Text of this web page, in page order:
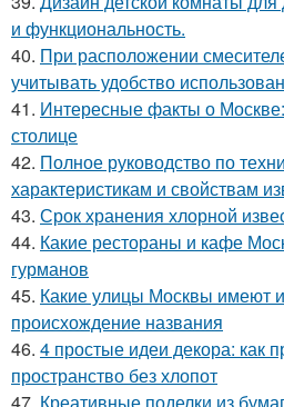
и функциональность.
40. При расположении
учитывать удобство
41. Интересные факты о
столице
42. Полное руководство по
характеристикам и свойствам
43. Срок хранения хлорной
44. Какие рестораны и кафе
гурманов
45. Какие улицы Москвы имеют
происхождение названия
46. 4 простые идеи декора: как
пространство без хлопот
47. Креативные поделки из